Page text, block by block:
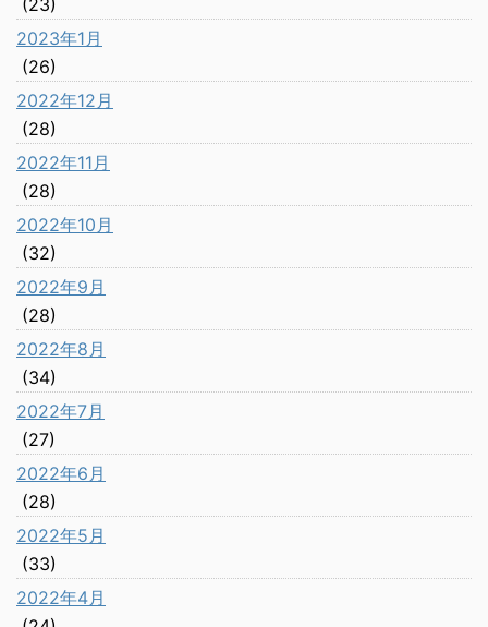
(23)
2023年1月
(26)
2022年12月
(28)
2022年11月
(28)
2022年10月
(32)
2022年9月
(28)
2022年8月
(34)
2022年7月
(27)
2022年6月
(28)
2022年5月
(33)
2022年4月